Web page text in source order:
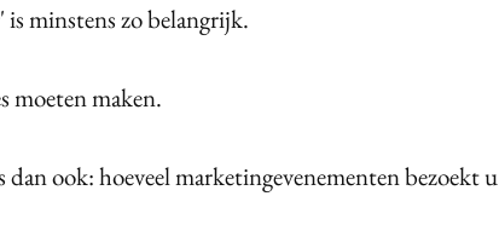
minstens zo belangrijk.
moeten maken.
dan ook: hoeveel marketingevenementen bezoekt u